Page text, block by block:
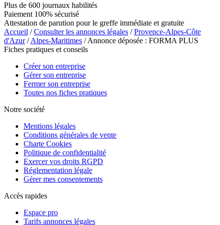
Plus de 600 journaux habilités
Paiement 100% sécurisé
Attestation de parution pour le greffe immédiate et gratuite
Accueil /Consulter les annonces légales /Provence-Alpes-Côte
d'Azur/Alpes-Maritimes / Annonce déposée : FORMA PLUS
Fiches pratiques et conseils
Créer son entreprise
Gérer son entreprise
Fermer son entreprise
Toutes nos fiches pratiques
Notre société
Mentions légales
Conditions générales de vente
Charte Cookies
Politique de confidentialité
Exercer vos droits RGPD
Réglementation légale
Gérer mes consentements
Accès rapides
Espace pro
Tarifs annonces légales